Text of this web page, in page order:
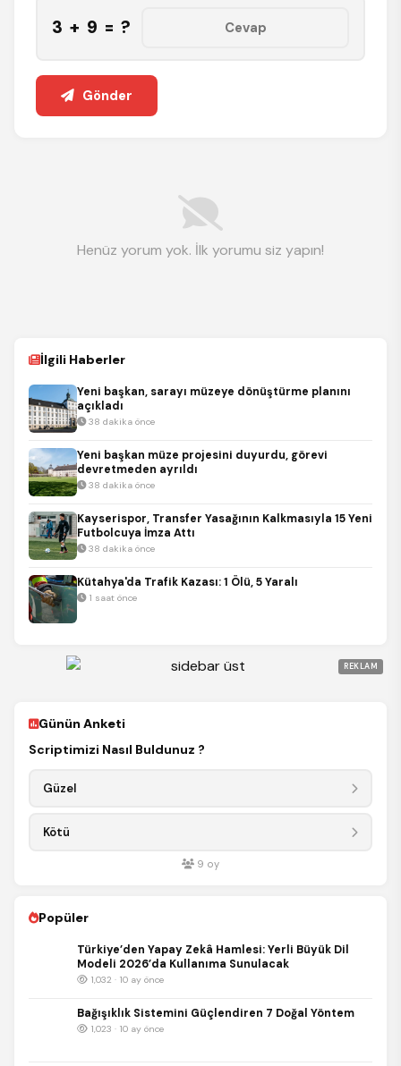
3 + 9 = ?
Gönder
Henüz yorum yok. İlk yorumu siz yapın!
İlgili Haberler
Yeni başkan, sarayı müzeye dönüştürme planını
açıkladı
38 dakika önce
Yeni başkan müze projesini duyurdu, görevi
devretmeden ayrıldı
38 dakika önce
Kayserispor, Transfer Yasağının Kalkmasıyla 15 Yeni
Futbolcuya İmza Attı
38 dakika önce
Kütahya'da Trafik Kazası: 1 Ölü, 5 Yaralı
1 saat önce
REKLAM
Günün Anketi
Scriptimizi Nasıl Buldunuz ?
Güzel
Kötü
9 oy
Popüler
Türkiye’den Yapay Zekâ Hamlesi: Yerli Büyük Dil
Modeli 2026’da Kullanıma Sunulacak
1,032 · 10 ay önce
Bağışıklık Sistemini Güçlendiren 7 Doğal Yöntem
1,023 · 10 ay önce